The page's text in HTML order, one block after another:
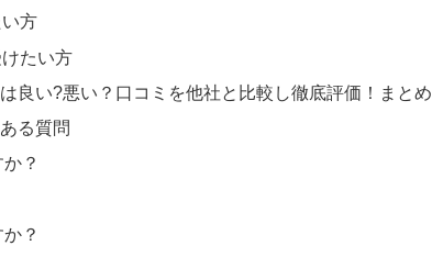
方
たい方
良い?悪い？口コミを他社と比較し徹底評価！まとめ
る質問
？
？